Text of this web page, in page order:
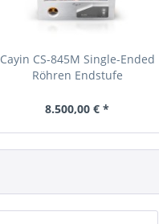
Cayin CS-845M Single-Ended
Röhren Endstufe
8.500,00 € *